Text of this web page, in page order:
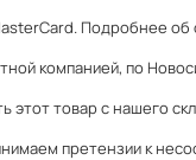
Подробнее об
компанией, по
этот товар с нашего
претензии к